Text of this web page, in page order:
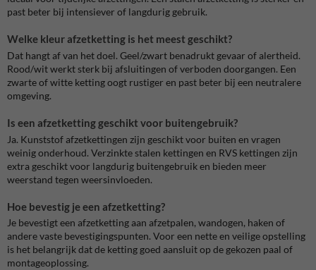
past beter bij intensiever of langdurig gebruik.
Welke kleur afzetketting is het meest geschikt?
Dat hangt af van het doel. Geel/zwart benadrukt gevaar of alertheid.
Rood/wit werkt sterk bij afsluitingen of verboden doorgangen. Een
zwarte of witte ketting oogt rustiger en past beter bij een neutralere
omgeving.
Is een afzetketting geschikt voor buitengebruik?
Ja. Kunststof afzetkettingen zijn geschikt voor buiten en vragen
weinig onderhoud. Verzinkte stalen kettingen en RVS kettingen zijn
extra geschikt voor langdurig buitengebruik en bieden meer
weerstand tegen weersinvloeden.
Hoe bevestig je een afzetketting?
Je bevestigt een afzetketting aan afzetpalen, wandogen, haken of
andere vaste bevestigingspunten. Voor een nette en veilige opstelling
is het belangrijk dat de ketting goed aansluit op de gekozen paal of
montageoplossing.